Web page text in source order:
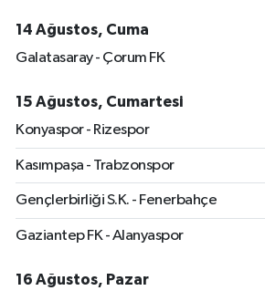
14 Ağustos, Cuma
Galatasaray - Çorum FK
15 Ağustos, Cumartesi
Konyaspor - Rizespor
Kasımpaşa - Trabzonspor
Gençlerbirliği S.K. - Fenerbahçe
Gaziantep FK - Alanyaspor
16 Ağustos, Pazar